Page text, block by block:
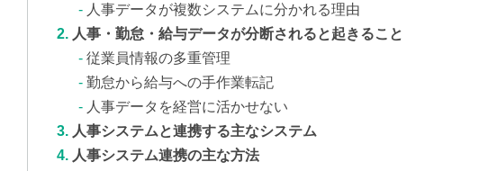
人事データが複数システムに分かれる理由
人事・勤怠・給与データが分断されると起きること
従業員情報の多重管理
勤怠から給与への手作業転記
人事データを経営に活かせない
人事システムと連携する主なシステム
人事システム連携の主な方法